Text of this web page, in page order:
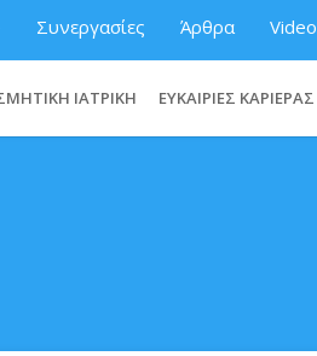
Συνεργασίες Άρθρα
ΙΑΤΡΙΚΗ ΕΥΚΑΙΡΙΕΣ ΚΑΡΙΕΡΑΣ